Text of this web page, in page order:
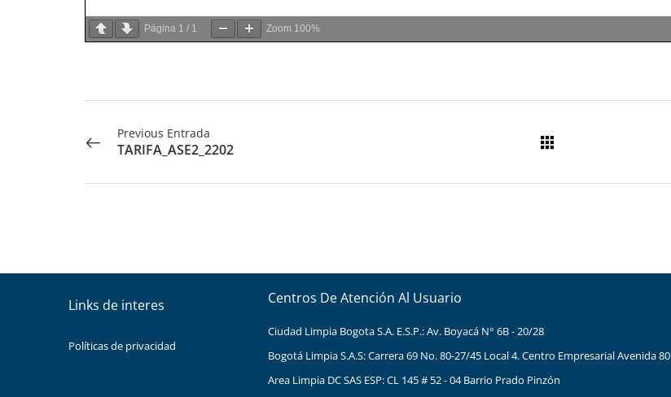
Página 1 / 1 Zoom 100%
Previous Entrada
TARIFA_ASE2_2202
Links de interes
Políticas de privacidad
Centros De Atención Al Usuario
Ciudad Limpia Bogota S.A. E.S.P.: Av. Boyacá N° 6B - 20/28
Bogotá Limpia S.A.S: Carrera 69 No. 80-27/45 Local 4. Centro Empresarial Avenida 80
Area Limpia DC SAS ESP: CL 145 # 52 - 04 Barrio Prado Pinzón